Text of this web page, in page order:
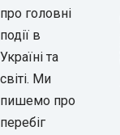
про головні
події в
Україні та
світі. Ми
пишемо про
перебіг